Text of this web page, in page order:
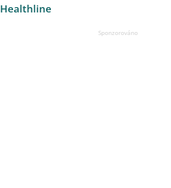
Healthline